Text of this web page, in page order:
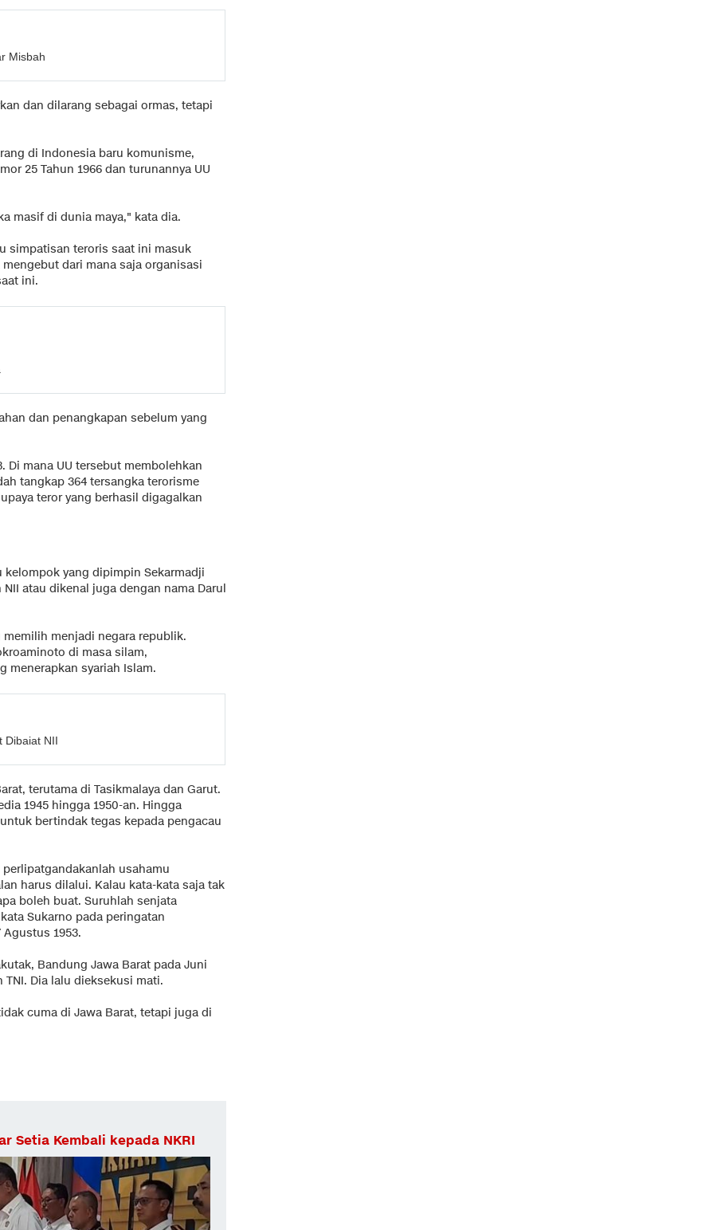
Misbah
dan dilarang sebagai ormas, tetapi
di Indonesia baru komunisme,
25 Tahun 1966 dan turunannya UU
masif di dunia maya," kata dia.
simpatisan teroris saat ini masuk
dari mana saja organisasi
ini.
dan penangkapan sebelum yang
Di mana UU tersebut membolehkan
tangkap 364 tersangka terorisme
teror yang berhasil digagalkan
kelompok yang dipimpin Sekarmadji
atau dikenal juga dengan nama Darul
menjadi negara republik.
di masa silam,
menerapkan syariah Islam.
Dibaiat NII
terutama di Tasikmalaya dan Garut.
1945 hingga 1950-an. Hingga
bertindak tegas kepada pengacau
usahamu
harus dilalui. Kalau kata-kata saja tak
boleh buat. Suruhlah senjata
Sukarno pada peringatan
1953.
Bandung Jawa Barat pada Juni
Dia lalu dieksekusi mati.
cuma di Jawa Barat, tetapi juga di
Setia Kembali kepada NKRI